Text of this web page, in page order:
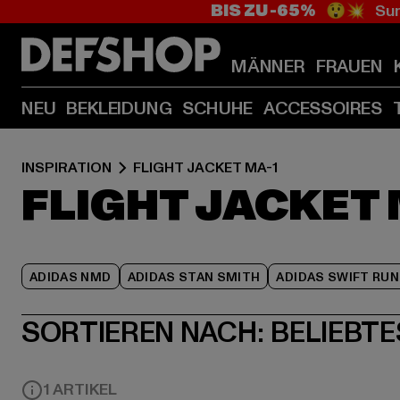
BIS ZU -65% 😲💥
MÄNNER FRAUEN
NEU BEKLEIDUNG SCHUHE ACCESSOIRES
INSPIRATION FLIGHT JACKET MA-1
FLIGHT JACKET
ADIDAS NMD ADIDAS STAN SMITH ADIDAS SWIFT RUN
SORTIEREN NACH:
1 ARTIKEL